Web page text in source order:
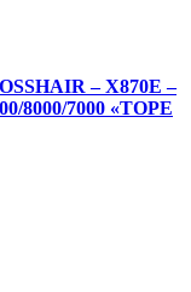
– X870E –
8000/7000 «TOPE